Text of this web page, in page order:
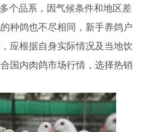
个品系，因气候条件和地区差
种鸽也不尽相同，新手养鸽户
应根据自身实际情况及当地饮
国内肉鸽市场行情，选择热销